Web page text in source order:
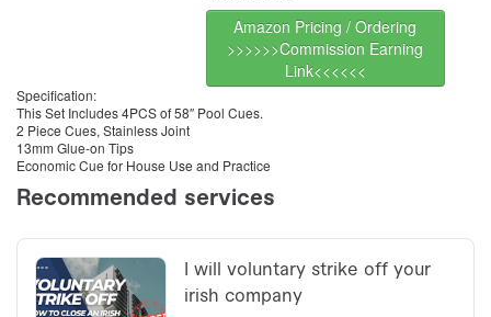
Amazon Pricing / Ordering
>>>>>>Commission Earning
Link<<<<<<
Specification:
This Set Includes 4PCS of 58″ Pool Cues.
2 Piece Cues, Stainless Joint
13mm Glue-on Tips
Economic Cue for House Use and Practice